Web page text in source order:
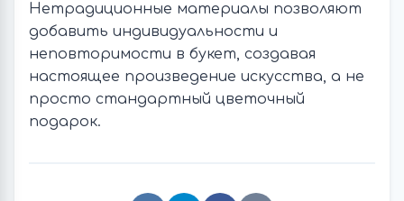
Нетрадиционные материалы позволяют
добавить индивидуальности и
неповторимости в букет, создавая
настоящее произведение искусства, а не
просто стандартный цветочный
подарок.